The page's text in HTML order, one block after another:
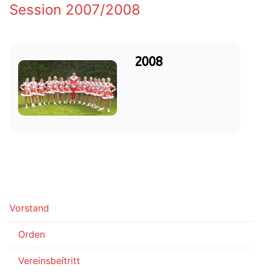
Session 2007/2008
2008
Vorstand
Orden
Vereinsbeitritt